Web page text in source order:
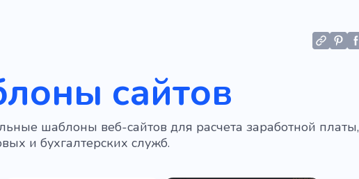
сайтов
шаблоны веб-сайтов для расчета заработной платы,
и бухгалтерских служб.